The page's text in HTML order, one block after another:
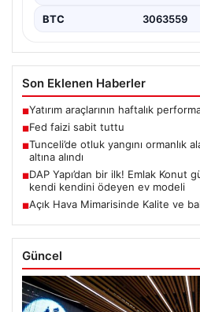
BTC 3063559
Son Eklenen Haberler
■Yatırım araçlarının haftalık
■Fed faizi sabit tuttu
■Tunceli’de otluk yangını ormanlık
altına alındı
■DAP Yapı’dan bir ilk! Emlak Konut
kendi kendini ödeyen ev modeli
■Açık Hava Mimarisinde Kalite ve
Güncel